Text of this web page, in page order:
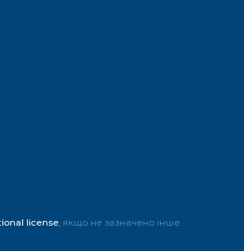
license, якщо не зазначено інше